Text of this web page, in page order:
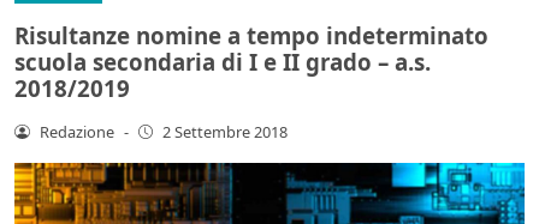
Risultanze nomine a tempo indeterminato
scuola secondaria di I e II grado – a.s.
2018/2019
Redazione - 2 Settembre 2018